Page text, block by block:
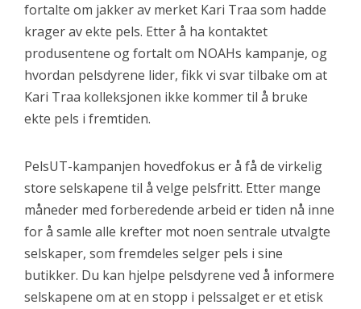
fortalte om jakker av merket Kari Traa som hadde
krager av ekte pels. Etter å ha kontaktet
produsentene og fortalt om NOAHs kampanje, og
hvordan pelsdyrene lider, fikk vi svar tilbake om at
Kari Traa kolleksjonen ikke kommer til å bruke
ekte pels i fremtiden.
PelsUT-kampanjen hovedfokus er å få de virkelig
store selskapene til å velge pelsfritt. Etter mange
måneder med forberedende arbeid er tiden nå inne
for å samle alle krefter mot noen sentrale utvalgte
selskaper, som fremdeles selger pels i sine
butikker. Du kan hjelpe pelsdyrene ved å informere
selskapene om at en stopp i pelssalget er et etisk